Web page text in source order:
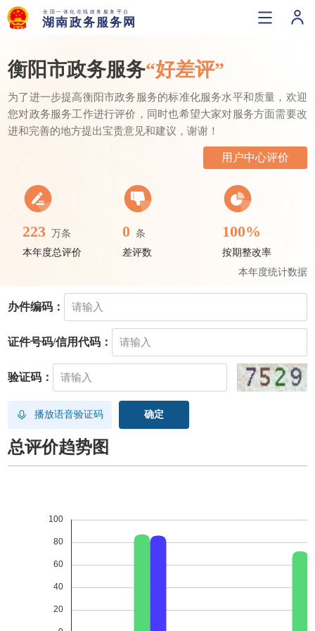
衡阳市政务服务“好差评”
为了进一步提高衡阳市政务服务的标准化服务水平和质量，欢迎
您对政务服务工作进行评价，同时也希望大家对服务方面需要改
进和完善的地方提出宝贵意见和建议，谢谢！
用户中心评价
223 万条
本年度总评价
0 条
差评数
100%
按期整改率
本年度统计数据
办件编码：
证件号码/信用代码：
验证码：
播放语音验证码
总评价趋势图